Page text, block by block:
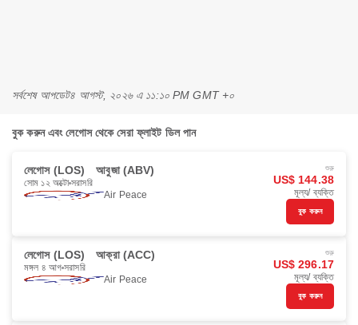
সর্বশেষ আপডেট৪ আগস্ট, ২০২৬ এ ১১:১০ PM GMT +০
বুক করুন এবং লেগোস থেকে সেরা ফ্লাইট ডিল পান
লেগোস (LOS) আবুজা (ABV)
সোম ১২ অক্টো সরাসরি
Air Peace
শুরু
US$ 144.38
মূল্য/ ব্যক্তি
বুক করুন
লেগোস (LOS) আক্রা (ACC)
মঙ্গল ৪ আগ সরাসরি
Air Peace
শুরু
US$ 296.17
মূল্য/ ব্যক্তি
বুক করুন